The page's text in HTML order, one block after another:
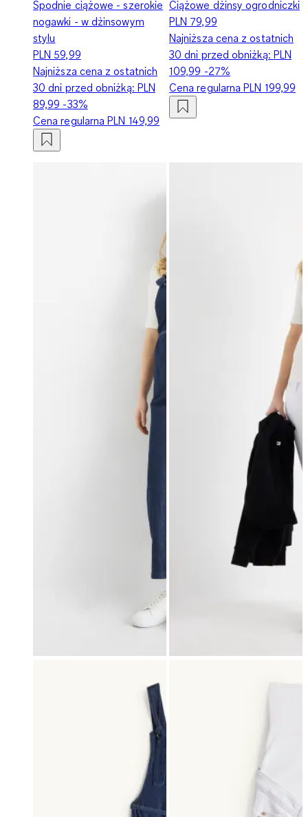
Spodnie ciążowe - szerokie
nogawki - w dżinsowym
stylu
PLN 59,99
Najniższa cena z ostatnich
30 dni przed obniżką: PLN
89,99 -33%
Cena regularnaPLN 149,99
Ciążowe dżinsy ogrodniczki
PLN 79,99
Najniższa cena z ostatnich
30 dni przed obniżką: PLN
109,99 -27%
Cena regularnaPLN 199,99